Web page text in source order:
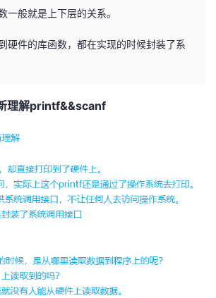
一般就是上下层的关系。
硬件的库函数，都在实现的时候封装了系
理解printf&&scanf